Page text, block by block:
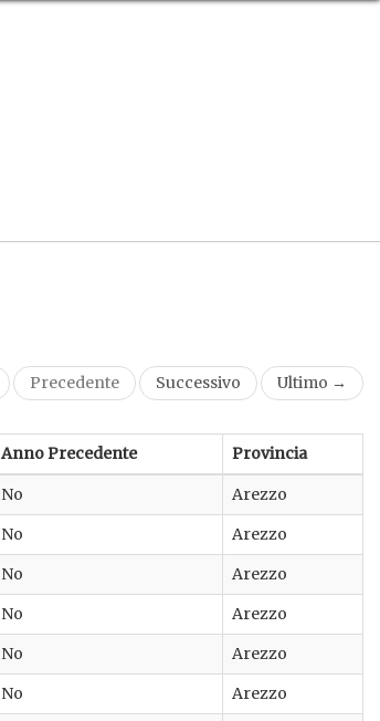
Precedente Successivo Ultimo →
Anno Precedente Provincia
No
Arezzo
No
Arezzo
No
Arezzo
No
Arezzo
No
Arezzo
No
Arezzo